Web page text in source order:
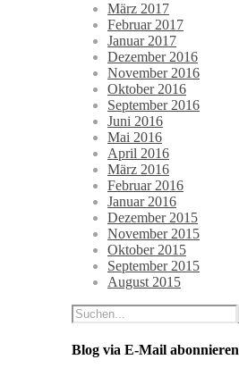
März 2017
Februar 2017
Januar 2017
Dezember 2016
November 2016
Oktober 2016
September 2016
Juni 2016
Mai 2016
April 2016
März 2016
Februar 2016
Januar 2016
Dezember 2015
November 2015
Oktober 2015
September 2015
August 2015
Blog via E-Mail abonnieren